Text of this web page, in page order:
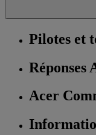
Pilotes et
Réponses
Acer